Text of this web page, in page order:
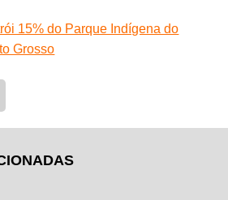
15% do Parque Indígena do
Grosso